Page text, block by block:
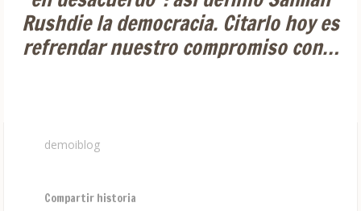
Rushdie la democracia. Citarlo hoy es
refrendar nuestro compromiso con…
demoiblog
Compartir historia